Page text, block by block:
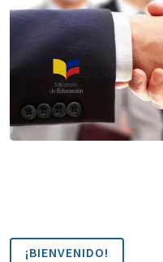
¡BIENVENIDO!